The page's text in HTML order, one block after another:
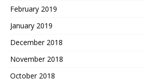
February 2019
January 2019
December 2018
November 2018
October 2018